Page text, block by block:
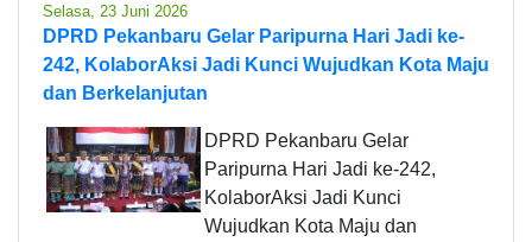
Selasa, 23 Juni 2026
DPRD Pekanbaru Gelar Paripurna Hari Jadi ke-
242, KolaborAksi Jadi Kunci Wujudkan Kota Maju
dan Berkelanjutan
DPRD Pekanbaru Gelar
Paripurna Hari Jadi ke-242,
KolaborAksi Jadi Kunci
Wujudkan Kota Maju dan